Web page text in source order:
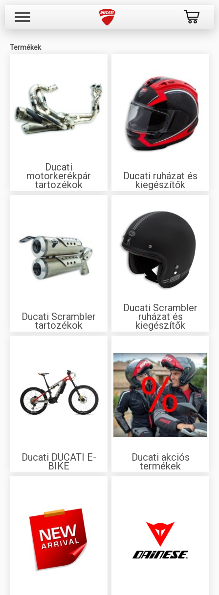
Termékek
Ducati
motorkerékpár
tartozékok
Ducati ruházat és
kiegészítők
Ducati Scrambler
tartozékok
Ducati Scrambler
ruházat és
kiegészítők
Ducati DUCATI E-
BIKE
Ducati akciós
termékek